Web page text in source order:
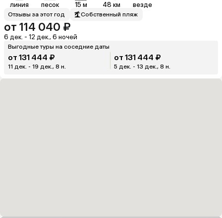
линия песок 15 м 48 км везде
Отзывы за этот год Собственный пляж
от 114 040 ₽
6 дек. - 12 дек., 6 ночей
Выгодные туры на соседние даты
от 131 444 ₽
11 дек. - 19 дек., 8 н.
от 131 444 ₽
5 дек. - 13 дек., 8 н.